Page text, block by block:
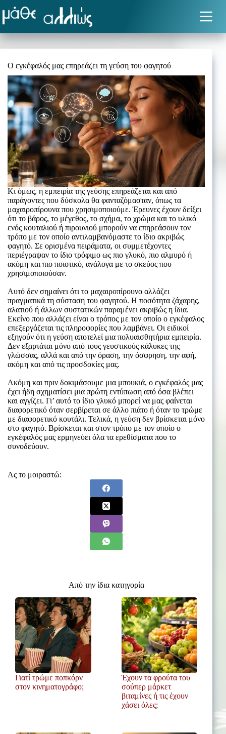
στο
περιεχόμενο
Ο εγκέφαλός μας επηρεάζει τη γεύση του φαγητού
Κι όμως, η εμπειρία της γεύσης επηρεάζεται και από
παράγοντες που δύσκολα θα φανταζόμασταν, όπως τα
μαχαιροπίρουνα που χρησιμοποιούμε. Έρευνες έχουν δείξει
ότι το βάρος, το μέγεθος, το σχήμα, το χρώμα και το υλικό
ενός κουταλιού ή πιρουνιού μπορούν να επηρεάσουν τον
τρόπο με τον οποίο αντιλαμβανόμαστε το ίδιο ακριβώς
φαγητό. Σε ορισμένα πειράματα, οι συμμετέχοντες
περιέγραψαν το ίδιο τρόφιμο ως πιο γλυκό, πιο αλμυρό ή
ακόμη και πιο ποιοτικό, ανάλογα με το σκεύος που
χρησιμοποιούσαν.
Αυτό δεν σημαίνει ότι το μαχαιροπίρουνο αλλάζει
πραγματικά τη σύσταση του φαγητού. Η ποσότητα ζάχαρης,
αλατιού ή άλλων συστατικών παραμένει ακριβώς η ίδια.
Εκείνο που αλλάζει είναι ο τρόπος με τον οποίο ο εγκέφαλος
επεξεργάζεται τις πληροφορίες που λαμβάνει. Οι ειδικοί
εξηγούν ότι η γεύση αποτελεί μια πολυαισθητήρια εμπειρία.
Δεν εξαρτάται μόνο από τους γευστικούς κάλυκες της
γλώσσας, αλλά και από την όραση, την όσφρηση, την αφή,
ακόμη και από τις προσδοκίες μας.
Ακόμη και πριν δοκιμάσουμε μια μπουκιά, ο εγκέφαλός μας
έχει ήδη σχηματίσει μια πρώτη εντύπωση από όσα βλέπει
και αγγίζει. Γι’ αυτό το ίδιο γλυκό μπορεί να μας φαίνεται
διαφορετικό όταν σερβίρεται σε άλλο πιάτο ή όταν το τρώμε
με διαφορετικό κουτάλι. Τελικά, η γεύση δεν βρίσκεται μόνο
στο φαγητό. Βρίσκεται και στον τρόπο με τον οποίο ο
εγκέφαλός μας ερμηνεύει όλα τα ερεθίσματα που το
συνοδεύουν.
Ας το μοιραστώ:
Από την ίδια κατηγορία
Γιατί τρώμε ποπκόρν
στον κινηματογράφο;
Έχουν τα φρούτα του
σούπερ μάρκετ
βιταμίνες ή τις έχουν
χάσει όλες;